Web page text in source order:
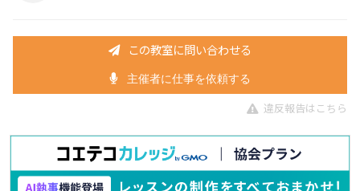
この教室に問い合わせる
主催者に仕事を依頼する
違反報告はこちら